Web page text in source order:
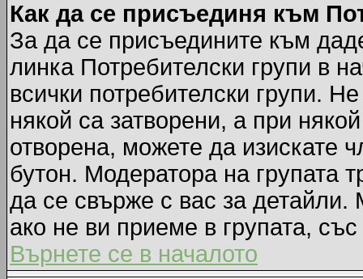
Как да се присъединя към
За да се присъедините към
линка Потребителски групи в
всички потребителски групи.
някой са затворени, а при
отворена, можете да изискате
бутон. Модератора на групата
да се свърже с вас за
ако не ви приеме в групата,
Върнете се в началото